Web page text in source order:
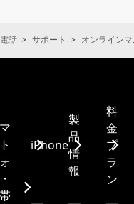
話 サポート オンライン
iPhone
製
品
情
報
料
金
プ
ラ
ン